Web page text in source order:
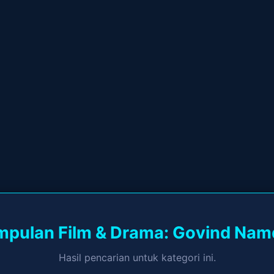
Film & Drama: Govind
Hasil pencarian untuk kategori ini.